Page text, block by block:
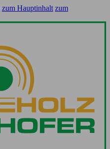
zum Hauptinhalt zum